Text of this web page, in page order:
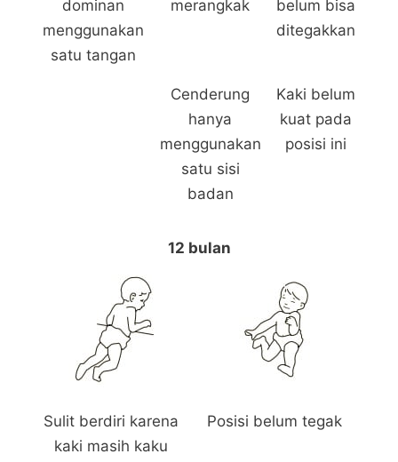
dominan
menggunakan
satu tangan
merangkak
belum bisa
ditegakkan
Cenderung
hanya
menggunakan
satu sisi
badan
Kaki belum
kuat pada
posisi ini
12 bulan
Sulit berdiri karena
kaki masih kaku
Posisi belum tegak